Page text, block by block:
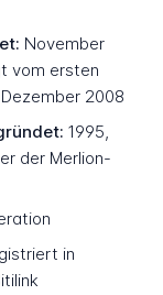
November
vom ersten
2008
1995,
der Merlion-
in